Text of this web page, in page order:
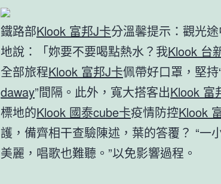
鐵路部Klook 富邦J卡分溫馨提示：觀光
地說：「妳要不要喝點熱水？我Klook 台
全部旅程Klook 富邦J卡佩帶好口罩，堅持
daway”間隔。此外，寬大搭客出Klook 富
標地的Klook 國泰cube卡疫情防控Klook
護，備齊相干查驗陳述，葉的答覆？ “一
美麗，唱歌也難聽。”以免影響過程。